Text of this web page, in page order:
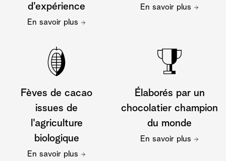
d'expérience
En savoir plus
En savoir plus
Fèves de cacao
issues de
l'agriculture
biologique
En savoir plus
Élaborés par un
chocolatier champion
du monde
En savoir plus